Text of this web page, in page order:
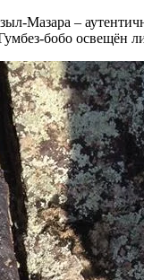
Мазара –
бобо освещён